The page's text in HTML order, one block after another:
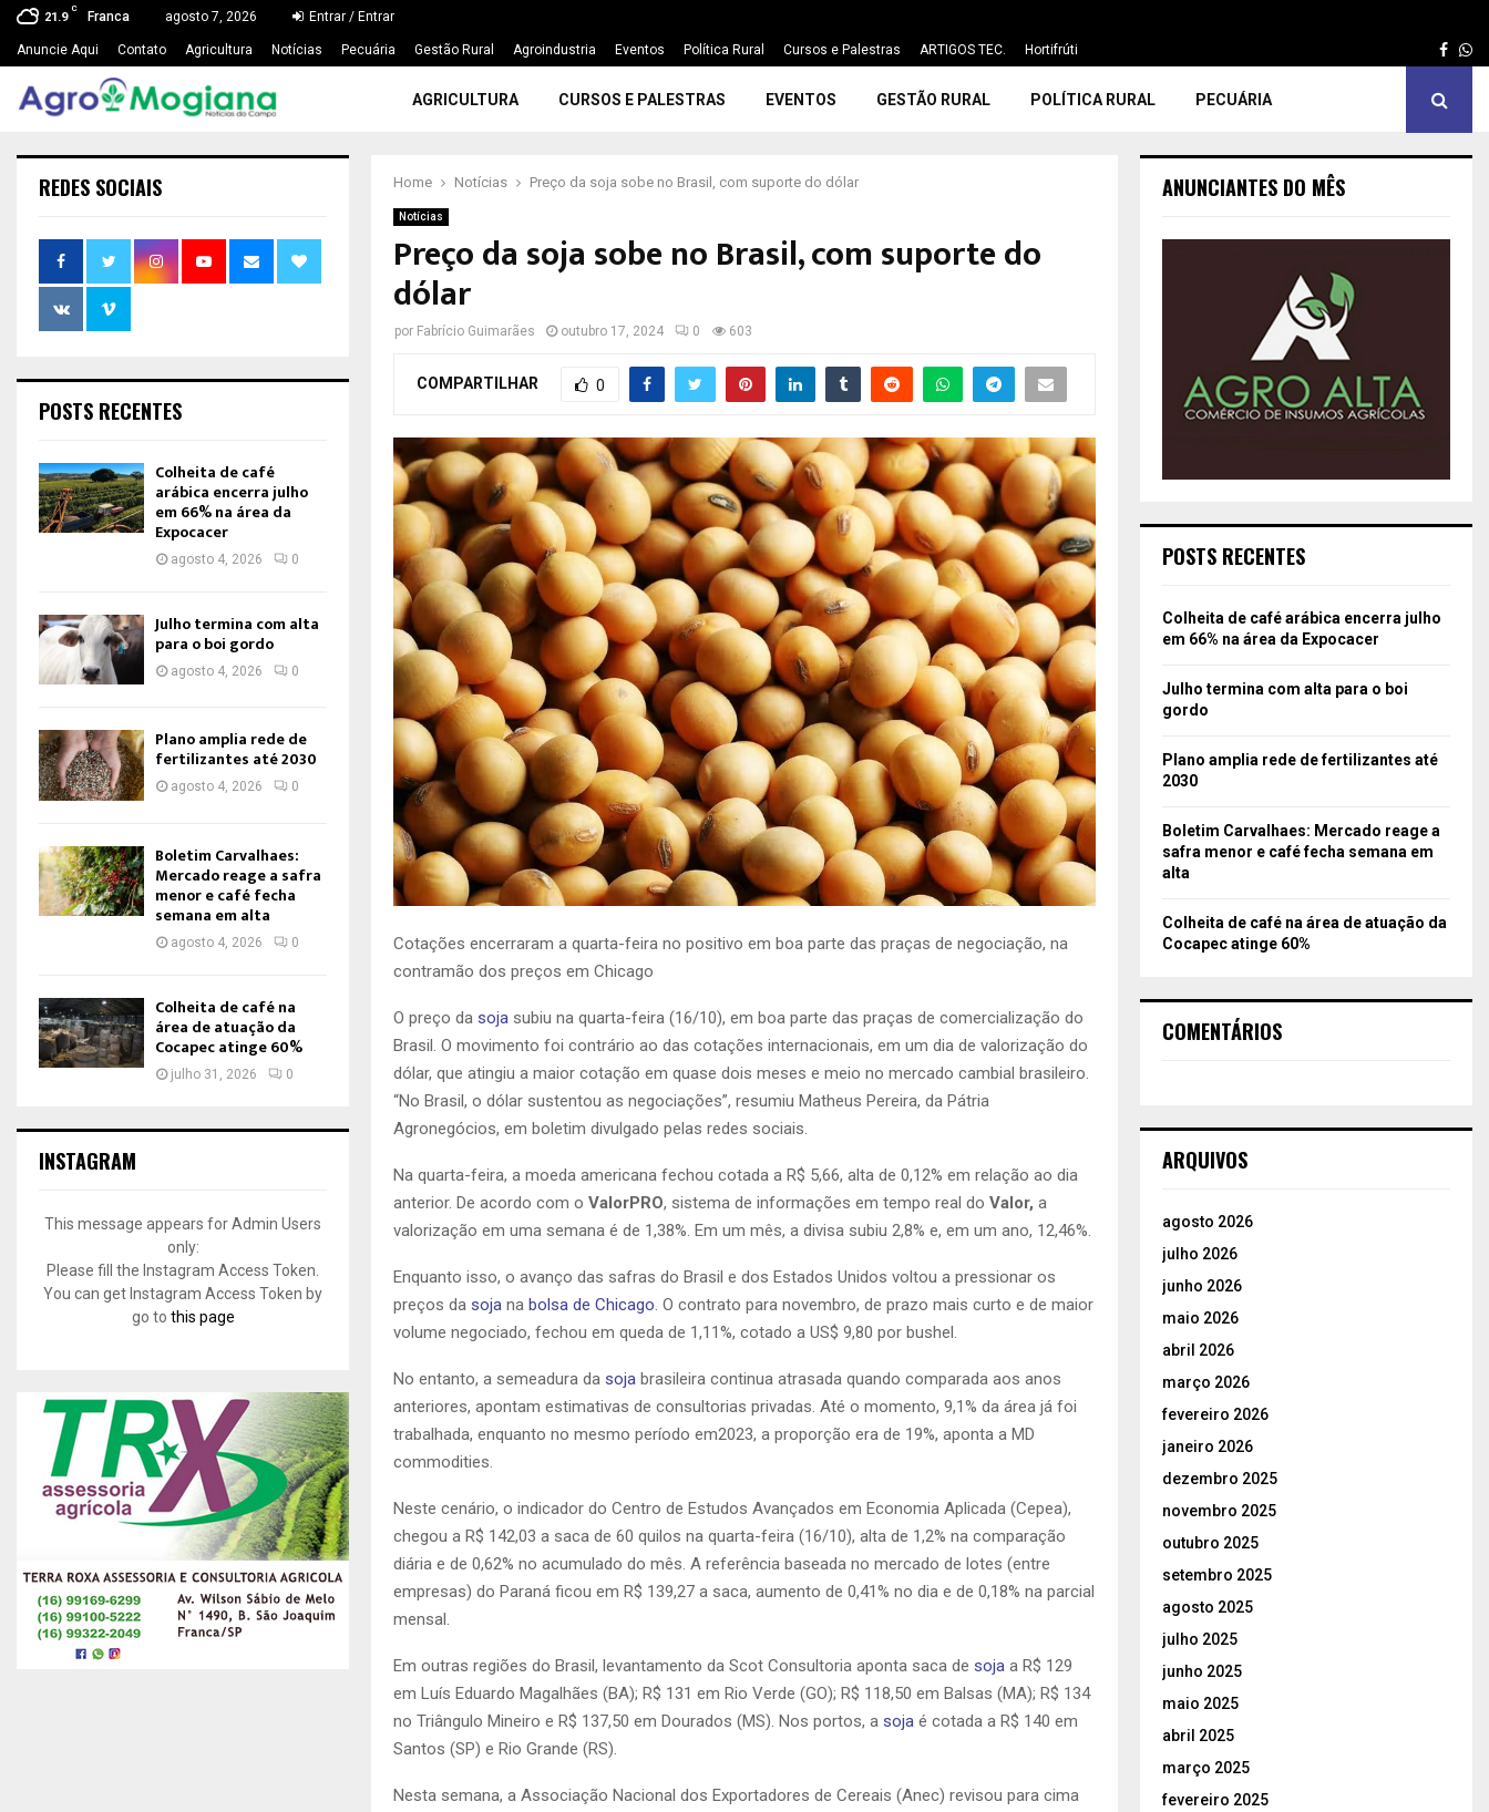
21.9
C
Franca agosto 7, 2026 Entrar / Entrar
Anuncie Aqui Contato Agricultura Notícias Pecuária Gestão Rural Agroindustria Eventos Política Rural Cursos e Palestras ARTIGOS TEC. Hortifrúti
AGRICULTURA CURSOS E PALESTRAS EVENTOS GESTÃO RURAL POLÍTICA RURAL PECUÁRIA
Home Notícias Preço da soja sobe no Brasil, com suporte do dólar
Notícias
Preço da soja sobe no Brasil, com suporte do
dólar
por Fabrício Guimarães outubro 17, 2024 0 603
COMPARTILHAR 0
Cotações encerraram a quarta-feira no positivo em boa parte das praças de negociação, na
contramão dos preços em Chicago
O preço da soja subiu na quarta-feira (16/10), em boa parte das praças de comercialização do
Brasil. O movimento foi contrário ao das cotações internacionais, em um dia de valorização do
dólar, que atingiu a maior cotação em quase dois meses e meio no mercado cambial brasileiro.
“No Brasil, o dólar sustentou as negociações”, resumiu Matheus Pereira, da Pátria
Agronegócios, em boletim divulgado pelas redes sociais.
Na quarta-feira, a moeda americana fechou cotada a R$ 5,66, alta de 0,12% em relação ao dia
anterior. De acordo com o ValorPRO, sistema de informações em tempo real do Valor, a
valorização em uma semana é de 1,38%. Em um mês, a divisa subiu 2,8% e, em um ano, 12,46%.
Enquanto isso, o avanço das safras do Brasil e dos Estados Unidos voltou a pressionar os
preços da soja na bolsa de Chicago. O contrato para novembro, de prazo mais curto e de maior
volume negociado, fechou em queda de 1,11%, cotado a US$ 9,80 por bushel.
No entanto, a semeadura da soja brasileira continua atrasada quando comparada aos anos
anteriores, apontam estimativas de consultorias privadas. Até o momento, 9,1% da área já foi
trabalhada, enquanto no mesmo período em2023, a proporção era de 19%, aponta a MD
commodities.
Neste cenário, o indicador do Centro de Estudos Avançados em Economia Aplicada (Cepea),
chegou a R$ 142,03 a saca de 60 quilos na quarta-feira (16/10), alta de 1,2% na comparação
diária e de 0,62% no acumulado do mês. A referência baseada no mercado de lotes (entre
empresas) do Paraná ficou em R$ 139,27 a saca, aumento de 0,41% no dia e de 0,18% na parcial
mensal.
Em outras regiões do Brasil, levantamento da Scot Consultoria aponta saca de soja a R$ 129
em Luís Eduardo Magalhães (BA); R$ 131 em Rio Verde (GO); R$ 118,50 em Balsas (MA); R$ 134
no Triângulo Mineiro e R$ 137,50 em Dourados (MS). Nos portos, a soja é cotada a R$ 140 em
Santos (SP) e Rio Grande (RS).
Nesta semana, a Associação Nacional dos Exportadores de Cereais (Anec) revisou para cima
REDES SOCIAIS
POSTS RECENTES
Colheita de café
arábica encerra julho
em 66% na área da
Expocacer
agosto 4, 2026 0
Julho termina com alta
para o boi gordo
agosto 4, 2026 0
Plano amplia rede de
fertilizantes até 2030
agosto 4, 2026 0
Boletim Carvalhaes:
Mercado reage a safra
menor e café fecha
semana em alta
agosto 4, 2026 0
Colheita de café na
área de atuação da
Cocapec atinge 60%
julho 31, 2026 0
INSTAGRAM
This message appears for Admin Users
only:
Please fill the Instagram Access Token.
You can get Instagram Access Token by
go to this page
ANUNCIANTES DO MÊS
POSTS RECENTES
Colheita de café arábica encerra julho
em 66% na área da Expocacer
Julho termina com alta para o boi
gordo
Plano amplia rede de fertilizantes até
2030
Boletim Carvalhaes: Mercado reage a
safra menor e café fecha semana em
alta
Colheita de café na área de atuação da
Cocapec atinge 60%
COMENTÁRIOS
ARQUIVOS
agosto 2026
julho 2026
junho 2026
maio 2026
abril 2026
março 2026
fevereiro 2026
janeiro 2026
dezembro 2025
novembro 2025
outubro 2025
setembro 2025
agosto 2025
julho 2025
junho 2025
maio 2025
abril 2025
março 2025
fevereiro 2025